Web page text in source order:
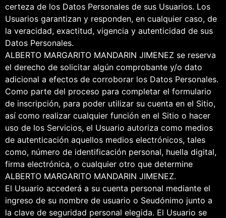
certeza de los Datos Personales de sus Usuarios. Los
Usuarios garantizan y responden, en cualquier caso, de
la veracidad, exactitud, vigencia y autenticidad de sus
Datos Personales.
ALBERTO MARGARITO MANDARIN JIMENEZ se reserva
el derecho de solicitar algún comprobante y/o dato
adicional a efectos de corroborar los Datos Personales.
Como parte del proceso para completar el formulario
de inscripción, para poder utilizar su cuenta en el Sitio,
así como realizar cualquier función en el Sitio o hacer
uso de los Servicios, el Usuario autoriza como medios
de autenticación aquellos medios electrónicos, tales
como, número de identificación personal, huella digital,
firma electrónica, o cualquier otro que determine
ALBERTO MARGARITO MANDARIN JIMENEZ.
El Usuario accederá a su cuenta personal mediante el
ingreso de su nombre de usuario o Seudónimo junto a
la clave de seguridad personal elegida. El Usuario se